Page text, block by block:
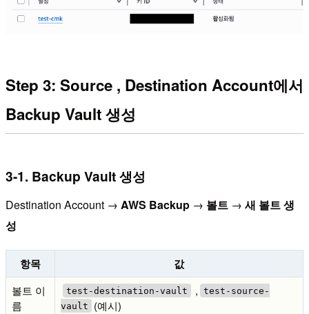
Step 3: Source , Destination Account에서
Backup Vault 생성
3-1. Backup Vault 생성
Destination Account → AWS Backup → 볼트 → 새 볼트 생
성
항목 값
볼트 이
름
test-destination-vault ,
test-source-
vault
(예시)